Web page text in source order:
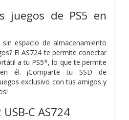
juegos de PS5 en
espacio de almacenamiento
El AS724 te permite conectar
a tu PS5*, lo que te permite
él. ¡Comparte tu SSD de
exclusivo con tus amigos y
C AS724